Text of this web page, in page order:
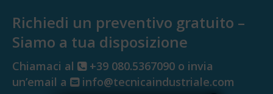
Richiedi un preventivo gratuito –
Siamo a tua disposizione
Chiamaci al
+39 080.5367090 o invia
un’email a
info@tecnicaindustriale.com